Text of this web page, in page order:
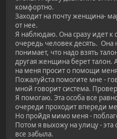
комфортно.
Заходит на почту женщина-
от нее.
Я наблюдаю. Она сразу идет к
очередь человек десять.
понимает, что надо взять
другая женщина берет талон.
на меня просит о помощи
Пожалуйста помогите мне -
мной говорит система.
Я помогаю. Эта особа все
очереди проходит впереди
Но пройдя мимо меня -
Потом я выхожу на улицу - эта
все забыла.